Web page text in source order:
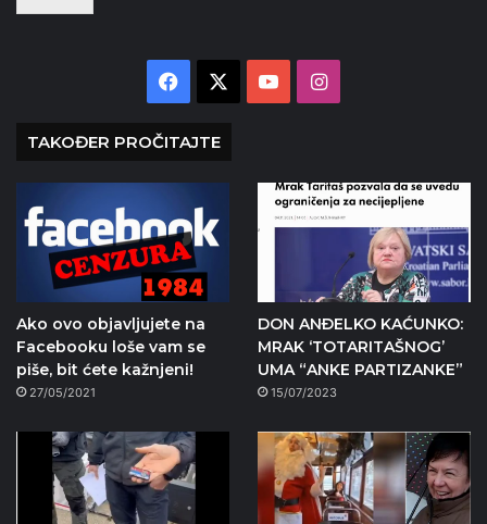
Facebook YouTubeInstagram
TAKOĐER PROČITAJTE
Ako ovo objavljujete na
Facebooku loše vam se
piše, bit ćete kažnjeni!
27/05/2021
DON ANÐELKO KAĆUNKO:
MRAK ‘TOTARITAŠNOG’
UMA “ANKE PARTIZANKE”
15/07/2023